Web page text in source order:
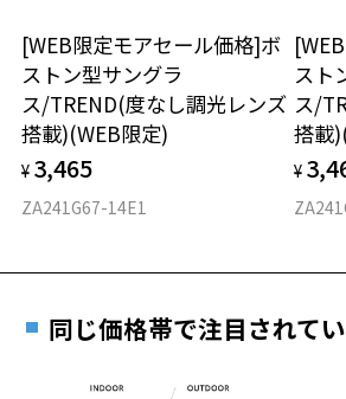
をくすぐります。
【カラー】
ZC241G07-11A1：ライトグレー。（チップ＆
ZC241G07-14E1：ブラック。（ミッキーマウ
ZC241G07-20A1：ピンク。（ミニーマウス）
ZC241G07-40A1：アイボリー。（ドナルドダ
メガネ拭きにはかわいいミッキーマウスの手
仕上がり寸法
D 仕上がりの横幅：約145mm
E 仕上がりの縦幅：約50mm
※メガネ：デモレンズを外した重さ
安心2 視力測定無料
視力の変化を早めに発見するため
力測定をおすすめいたします。
安心3 かかり具合調整無料
もっと見る
オンラインストアでフレームのみ購入
実店舗で度付きにできます
ご購入時に「レンズ交換券」をお選び
度数を測定のうえ、度付きレンズ（標準
料交換いただけます。
詳しくはこちら
その際は記入用紙をダウンロードしてお
ダウンロード
[WEB限定モアセール価格]ボ
ストン型サングラ
ス/TREND(度なし調光レンズ
搭載)(WEB限定)
¥ 3,465
ZA241G67-14E1
スト
ス/
搭載
¥
同じ価格帯で注目されて